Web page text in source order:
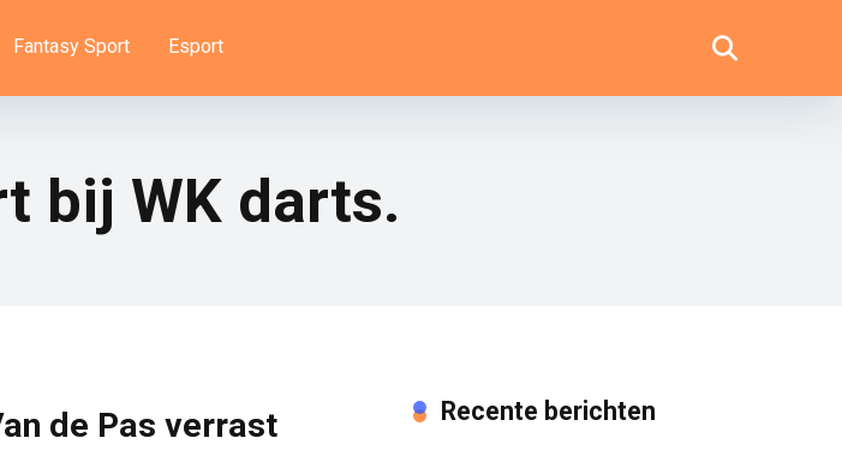
Fantasy Sport Esport
bij WK darts.
de Pas verrast
Recente berichten